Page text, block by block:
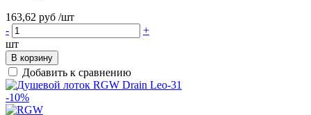
163,62 руб /шт
-
+
шт
В корзину
Добавить к сравнению
-10%